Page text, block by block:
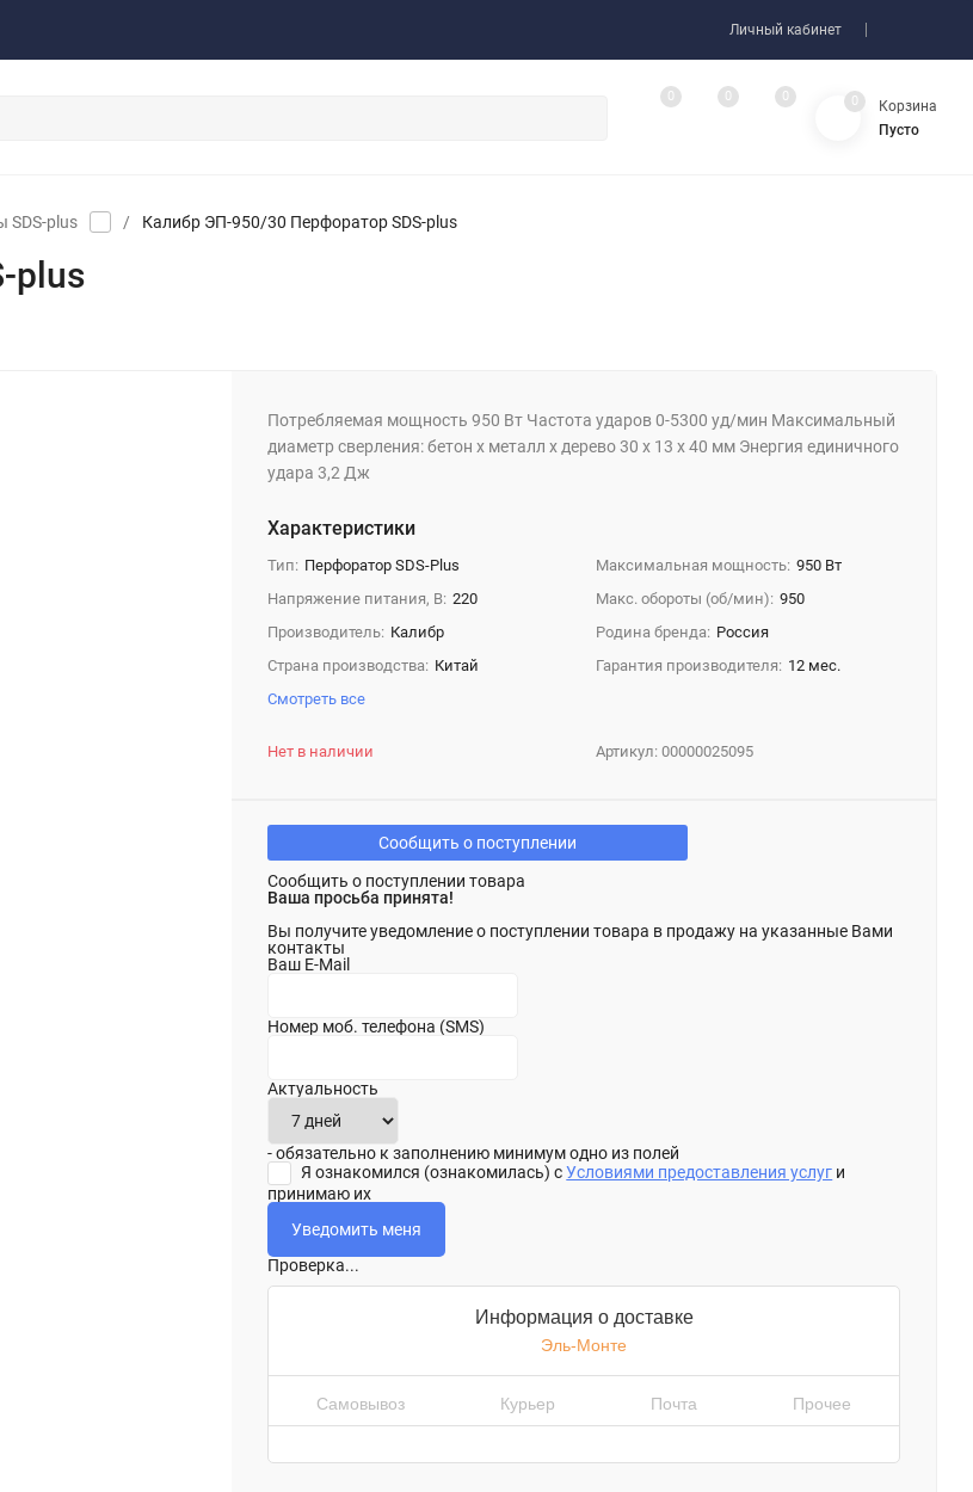
Личный кабинет
0 0 0 0
Корзина
Пусто
SDS-plus / Калибр ЭП-950/30 Перфоратор SDS-plus
plus
Потребляемая мощность 950 Вт Частота ударов 0-5300 уд/мин Максимальный
диаметр сверления: бетон х металл х дерево 30 х 13 х 40 мм Энергия единичного
удара 3,2 Дж
Характеристики
Тип: Перфоратор SDS-Plus Максимальная мощность: 950 Вт
Напряжение питания, В: 220 Макс. обороты (об/мин): 950
Производитель: Калибр Родина бренда: Россия
Страна производства: Китай Гарантия производителя: 12 мес.
Смотреть все
Артикул:00000025095
Нет в наличии
Сообщить о поступлении
Сообщить о поступлении товара
Ваша просьба принята!
Вы получите уведомление о поступлении товара в продажу на указанные Вами
контакты
Ваш E-Mail
Номер моб. телефона (SMS)
Актуальность
- обязательно к заполнению минимум одно из полей
Я ознакомился (ознакомилась) сУсловиями предоставления услуг и
принимаю их
Проверка...
Информация о доставке
Эль-Монте
Самовывоз Курьер Почта Прочее